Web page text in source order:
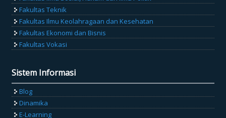
Fakultas Teknik
Fakultas Ilmu Keolahragaan dan Kesehatan
Fakultas Ekonomi dan Bisnis
Fakultas Vokasi
Sistem Informasi
Blog
Dinamika
E-Learning